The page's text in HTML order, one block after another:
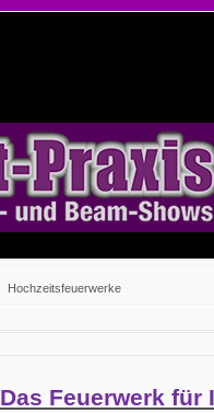
Hochzeitsfeuerwerke
Das Feuerwerk